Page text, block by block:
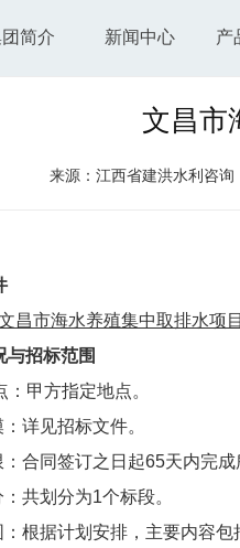
简介 新闻中心 产
文昌市
来源：江西省建洪水利咨询
昌市海水养殖集中取排水项
与招标范围
：甲方指定地点。
详见招标文件。
合同签订之日起65天内完成
共划分为1个标段。
根据计划安排，主要内容包